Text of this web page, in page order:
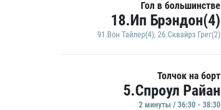
Гол в большинстве
18.Ип Брэндон(4)
91.Вон Тайлер(4), 26.Сквайрз Грег(2)
Толчок на борт
5.Спроул Райан
2 минуты / 36:30 - 38:30